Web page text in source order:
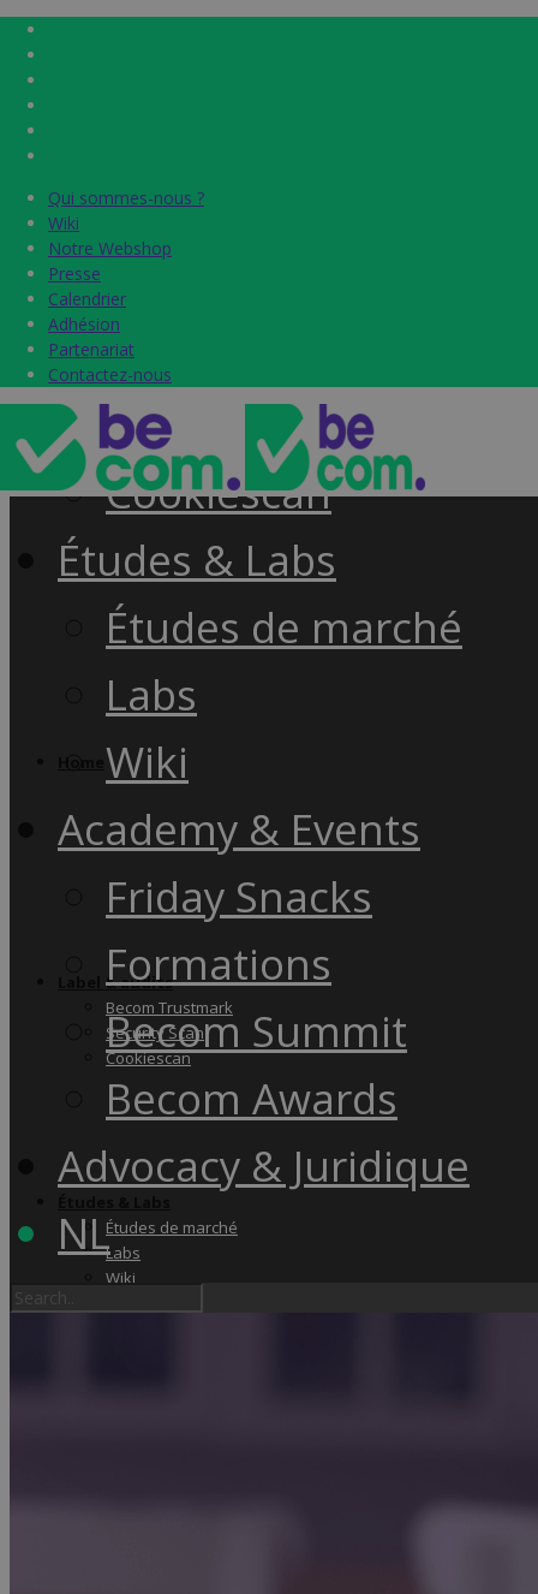
Qui sommes-nous ?
Wiki
Notre Webshop
Presse
Calendrier
Adhésion
Partenariat
Contactez-nous
Label & audits
Becom Trustmark
Security Scan
Cookiescan
Études de marché
Labs
Wiki
Qui sommes-nous ?
Wiki
Notre Webshop
Presse
Calendrier
Adhésion
Partenariat
Contactez-nous
Home
Label & audits
Becom Trustmark
Security Scan
Cookiescan
Études & Labs
Études de marché
Labs
Wiki
Academy & Events
Friday Snacks
Formations
Becom Summit
Becom Awards
Advocacy & Juridique
NL